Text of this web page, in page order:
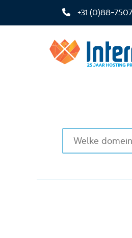
+31 (0)88-